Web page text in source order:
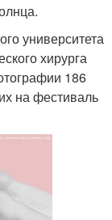
университета
хирурга
186
на фестиваль